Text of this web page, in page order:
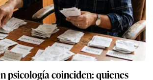
psicología coinciden: quienes